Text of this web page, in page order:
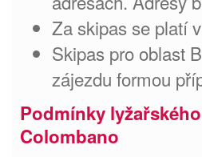
Za skipas se platí
Skipas pro oblast
zájezdu formou
Podmínky
Colombano